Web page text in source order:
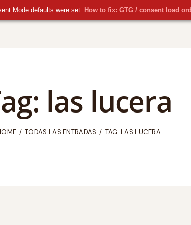
Mode defaults were set. How to fix: GTG / consent load
las lucera
TODAS LAS ENTRADAS TAG: LAS LUCERA